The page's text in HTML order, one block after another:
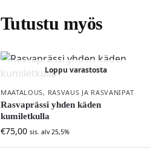
Tutustu myös
Loppu varastosta
MAATALOUS, RASVAUS JA RASVANIPAT
Rasvaprässi yhden käden
kumiletkulla
€75,00 sis. alv 25,5%